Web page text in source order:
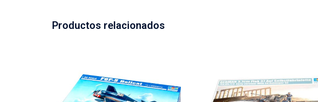
Productos relacionados